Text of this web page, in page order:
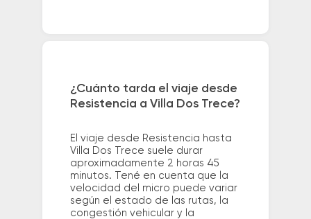
¿Cuánto tarda el viaje desde
Resistencia a Villa Dos Trece?
El viaje desde Resistencia hasta
Villa Dos Trece suele durar
aproximadamente 2 horas 45
minutos. Tené en cuenta que la
velocidad del micro puede variar
según el estado de las rutas, la
congestión vehicular y la